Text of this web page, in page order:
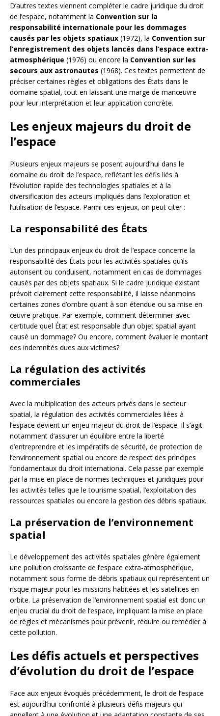
D’autres textes viennent compléter le cadre juridique du droit
de l’espace, notamment la Convention sur la
responsabilité internationale pour les dommages
causés par les objets spatiaux (1972), la Convention sur
l’enregistrement des objets lancés dans l’espace extra-
atmosphérique (1976) ou encore la Convention sur les
secours aux astronautes (1968). Ces textes permettent de
préciser certaines règles et obligations des États dans le
domaine spatial, tout en laissant une marge de manœuvre
pour leur interprétation et leur application concrète.
Les enjeux majeurs du droit de
l’espace
Plusieurs enjeux majeurs se posent aujourd’hui dans le
domaine du droit de l’espace, reflétant les défis liés à
l’évolution rapide des technologies spatiales et à la
diversification des acteurs impliqués dans l’exploration et
l’utilisation de l’espace. Parmi ces enjeux, on peut citer :
La responsabilité des États
L’un des principaux enjeux du droit de l’espace concerne la
responsabilité des États pour les activités spatiales qu’ils
autorisent ou conduisent, notamment en cas de dommages
causés par des objets spatiaux. Si le cadre juridique existant
prévoit clairement cette responsabilité, il laisse néanmoins
certaines zones d’ombre quant à son étendue ou sa mise en
œuvre pratique. Par exemple, comment déterminer avec
certitude quel État est responsable d’un objet spatial ayant
causé un dommage? Ou encore, comment évaluer le montant
des indemnités dues aux victimes?
La régulation des activités
commerciales
Avec la multiplication des acteurs privés dans le secteur
spatial, la régulation des activités commerciales liées à
l’espace devient un enjeu majeur du droit de l’espace. Il s’agit
notamment d’assurer un équilibre entre la liberté
d’entreprendre et les impératifs de sécurité, de protection de
l’environnement spatial ou encore de respect des principes
fondamentaux du droit international. Cela passe par exemple
par la mise en place de normes techniques et juridiques pour
les activités telles que le tourisme spatial, l’exploitation des
ressources spatiales ou encore la gestion des débris spatiaux.
La préservation de l’environnement
spatial
Le développement des activités spatiales génère également
une pollution croissante de l’espace extra-atmosphérique,
notamment sous forme de débris spatiaux qui représentent un
risque majeur pour les missions habitées et les satellites en
orbite. La préservation de l’environnement spatial est donc un
enjeu crucial du droit de l’espace, impliquant la mise en place
de règles et mécanismes pour prévenir, réduire ou remédier à
cette pollution.
Les défis actuels et perspectives
d’évolution du droit de l’espace
Face aux enjeux évoqués précédemment, le droit de l’espace
est aujourd’hui confronté à plusieurs défis majeurs qui